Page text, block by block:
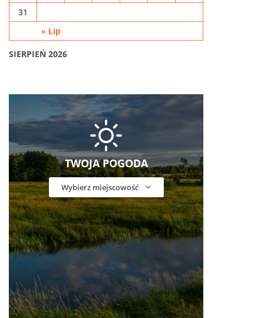
SIERPIEŃ 2026
« Lip
31
TWOJA POGODA
Wybierz miejscowość